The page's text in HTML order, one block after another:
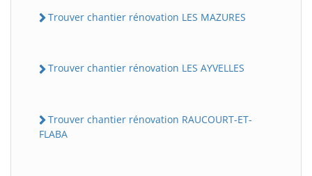
Trouver chantier rénovation LES MAZURES
Trouver chantier rénovation LES AYVELLES
Trouver chantier rénovation RAUCOURT-ET-
FLABA